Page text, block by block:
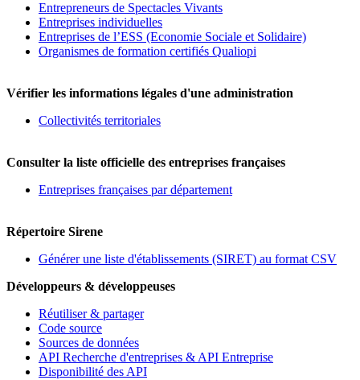
Entrepreneurs de Spectacles Vivants
Entreprises individuelles
Entreprises de l’ESS (Economie Sociale et Solidaire)
Organismes de formation certifiés Qualiopi
Vérifier les informations légales d'une administration
Collectivités territoriales
Consulter la liste officielle des entreprises françaises
Entreprises françaises par département
Répertoire Sirene
Générer une liste d'établissements (SIRET) au format CSV
Développeurs & développeuses
Réutiliser & partager
Code source
Sources de données
API Recherche d'entreprises & API Entreprise
Disponibilité des API